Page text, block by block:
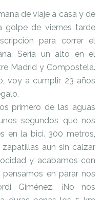
de viaje a casa y de
golpe de viernes tarde
para correr el
Sería un alto en el
Madrid y Compostela.
voy a cumplir 23 años
primero de las aguas
segundos que nos
en la bici. 300 metros,
aun sin calzar
y acabamos con
en parar nos
Giménez. ¡No nos